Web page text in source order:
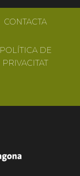
CONTACTA
POLÍTICA DE
PRIVACITAT